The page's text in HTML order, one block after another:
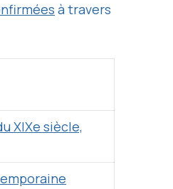
à travers
XIXe siècle,